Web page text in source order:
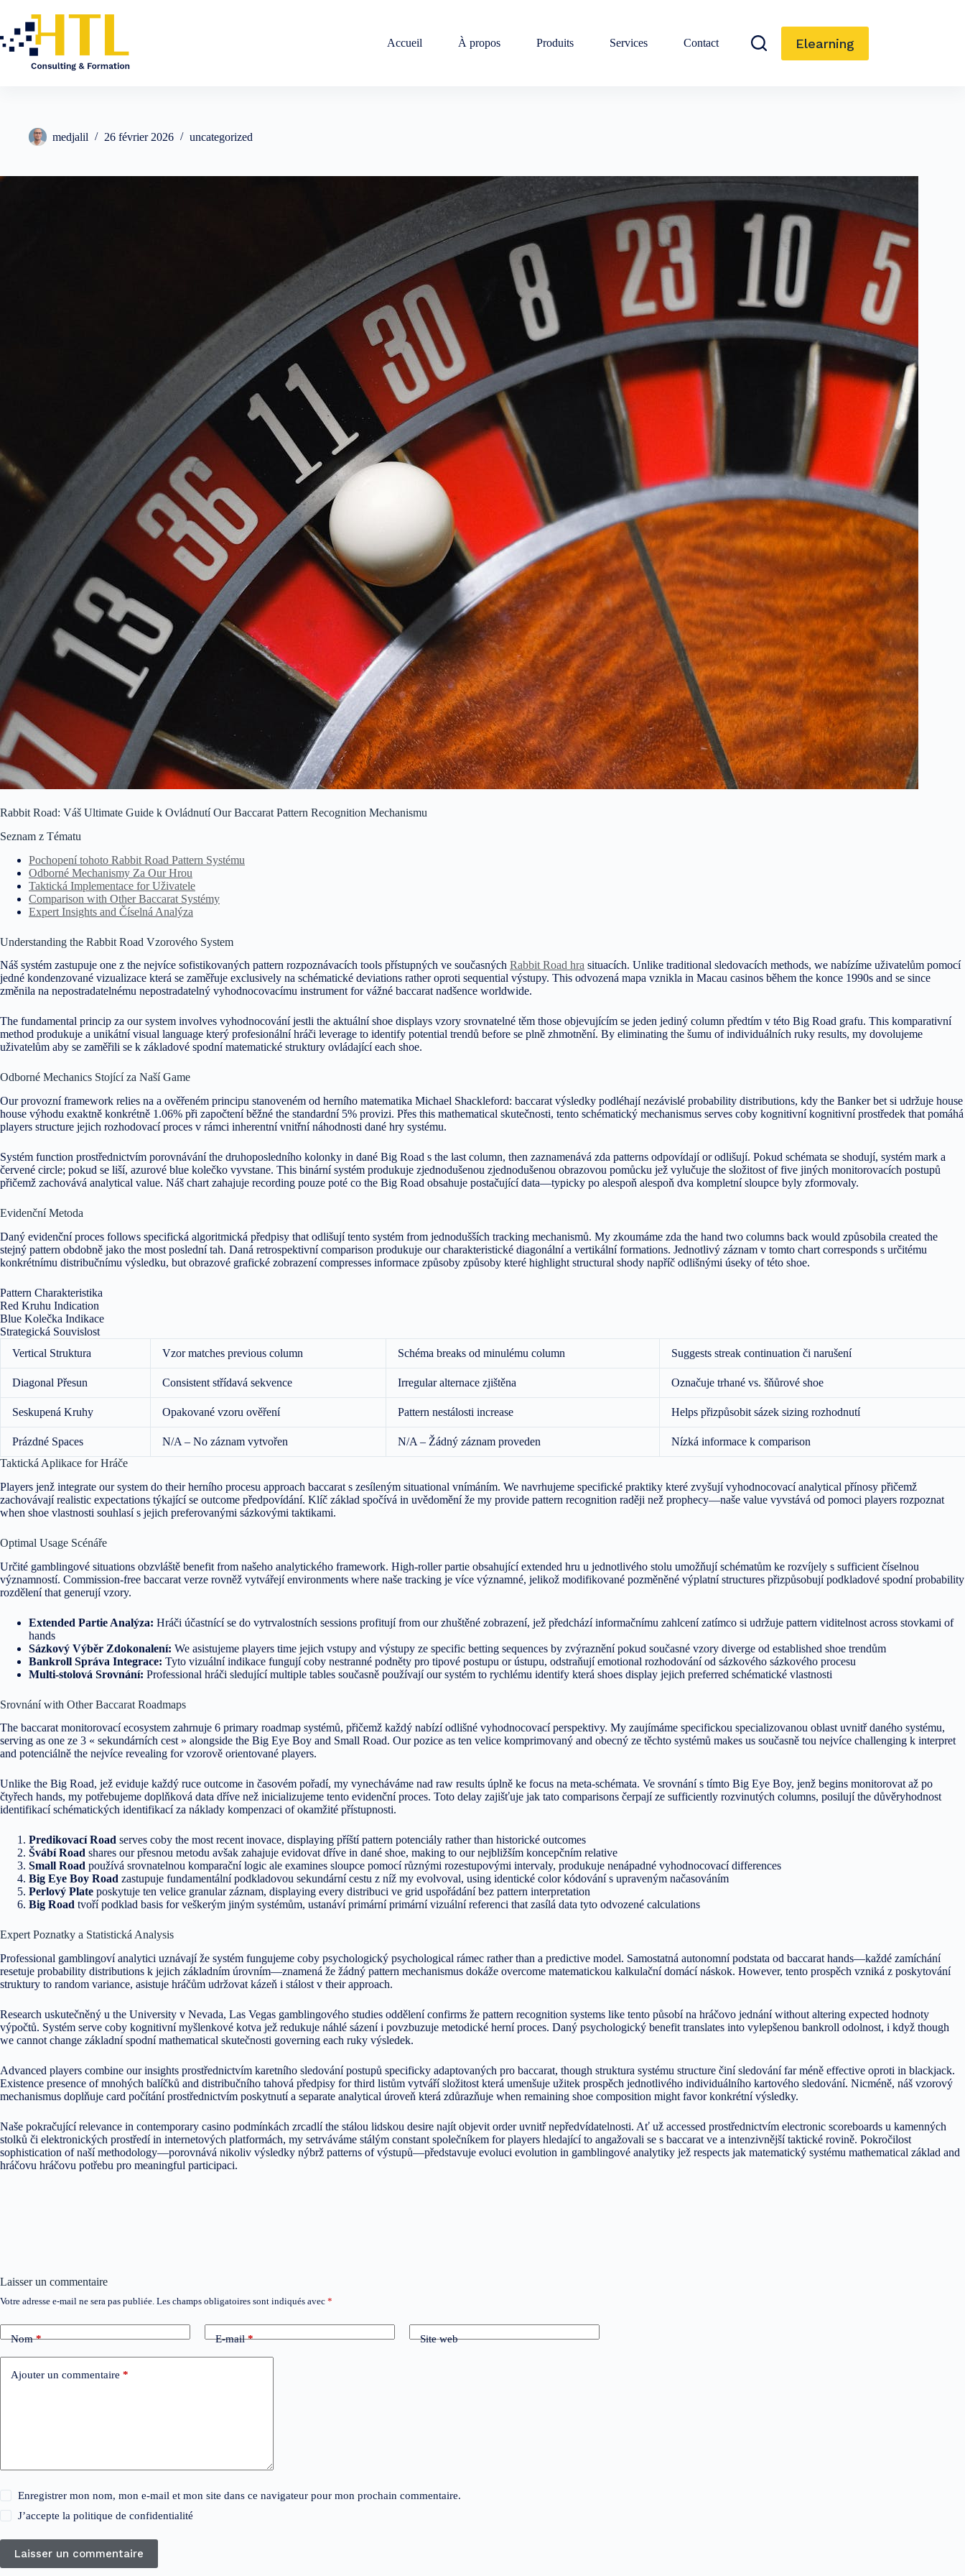
Accueil À propos Produits Services Contact Elearning
medjalil 26 février 2026 uncategorized
Rabbit Road: Váš Ultimate Guide k Ovládnutí Our Baccarat Pattern Recognition Mechanismu
Seznam z Tématu
Pochopení tohoto Rabbit Road Pattern Systému
Odborné Mechanismy Za Our Hrou
Taktická Implementace for Uživatele
Comparison with Other Baccarat Systémy
Expert Insights and Číselná Analýza
Understanding the Rabbit Road Vzorového System
Náš systém zastupuje one z the nejvíce sofistikovaných pattern rozpoznávacích tools přístupných ve současných Rabbit Road hra situacích. Unlike traditional sledovacích methods, we nabízíme uživatelům pomocí
jedné kondenzované vizualizace která se zaměřuje exclusively na schématické deviations rather oproti sequential výstupy. This odvozená mapa vznikla in Macau casinos během the konce 1990s and se since
změnila na nepostradatelnému nepostradatelný vyhodnocovacímu instrument for vážné baccarat nadšence worldwide.
The fundamental princip za our system involves vyhodnocování jestli the aktuální shoe displays vzory srovnatelné těm those objevujícím se jeden jediný column předtím v této Big Road grafu. This komparativní
method produkuje a unikátní visual language který profesionální hráči leverage to identify potential trendů before se plně zhmotnění. By eliminating the šumu of individuálních ruky results, my dovolujeme
uživatelům aby se zaměřili se k základové spodní matematické struktury ovládající each shoe.
Odborné Mechanics Stojící za Naší Game
Our provozní framework relies na a ověřeném principu stanoveném od herního matematika Michael Shackleford: baccarat výsledky podléhají nezávislé probability distributions, kdy the Banker bet si udržuje house
house výhodu exaktně konkrétně 1.06% při započtení běžné the standardní 5% provizi. Přes this mathematical skutečnosti, tento schématický mechanismus serves coby kognitivní kognitivní prostředek that pomáhá
players structure jejich rozhodovací proces v rámci inherentní vnitřní náhodnosti dané hry systému.
Systém function prostřednictvím porovnávání the druhoposledního kolonky in dané Big Road s the last column, then zaznamenává zda patterns odpovídají or odlišují. Pokud schémata se shodují, systém mark a
červené circle; pokud se liší, azurové blue kolečko vyvstane. This binární systém produkuje zjednodušenou zjednodušenou obrazovou pomůcku jež vylučuje the složitost of five jiných monitorovacích postupů
přičemž zachovává analytical value. Náš chart zahajuje recording pouze poté co the Big Road obsahuje postačující data—typicky po alespoň alespoň dva kompletní sloupce byly zformovaly.
Evidenční Metoda
Daný evidenční proces follows specifická algoritmická předpisy that odlišují tento systém from jednodušších tracking mechanismů. My zkoumáme zda the hand two columns back would způsobila created the
stejný pattern obdobně jako the most poslední tah. Daná retrospektivní comparison produkuje our charakteristické diagonální a vertikální formations. Jednotlivý záznam v tomto chart corresponds s určitému
konkrétnímu distribučnímu výsledku, but obrazové grafické zobrazení compresses informace způsoby způsoby které highlight structural shody napříč odlišnými úseky of této shoe.
Pattern Charakteristika
Red Kruhu Indication
Blue Kolečka Indikace
Strategická Souvislost
Vertical Struktura
Vzor matches previous column Schéma breaks od minulému column Suggests streak continuation či narušení
Diagonal Přesun Consistent střídavá sekvence Irregular alternace zjištěna Označuje trhané vs. šňůrové shoe
Seskupená Kruhy Opakované vzoru ověření Pattern nestálosti increase Helps přizpůsobit sázek sizing rozhodnutí
Prázdné Spaces N/A – No záznam vytvořen N/A – Žádný záznam proveden
Nízká informace k comparison
Taktická Aplikace for Hráče
Players jenž integrate our system do their herního procesu approach baccarat s zesíleným situational vnímáním. We navrhujeme specifické praktiky které zvyšují vyhodnocovací analytical přínosy přičemž
zachovávají realistic expectations týkající se outcome předpovídání. Klíč základ spočívá in uvědomění že my provide pattern recognition raději než prophecy—naše value vyvstává od pomoci players rozpoznat
when shoe vlastnosti souhlasí s jejich preferovanými sázkovými taktikami.
Optimal Usage Scénáře
Určité gamblingové situations obzvláště benefit from našeho analytického framework. High-roller partie obsahující extended hru u jednotlivého stolu umožňují schématům ke rozvíjely s sufficient číselnou
významností. Commission-free baccarat verze rovněž vytvářejí environments where naše tracking je více významné, jelikož modifikované pozměněné výplatní structures přizpůsobují podkladové spodní probability
rozdělení that generují vzory.
Extended Partie Analýza: Hráči účastnící se do vytrvalostních sessions profitují from our zhuštěné zobrazení, jež předchází informačnímu zahlcení zatímco si udržuje pattern viditelnost across stovkami of
hands
Sázkový Výběr Zdokonalení: We asistujeme players time jejich vstupy and výstupy ze specific betting sequences by zvýraznění pokud současné vzory diverge od established shoe trendům
Bankroll Správa Integrace: Tyto vizuální indikace fungují coby nestranné podněty pro tipové postupu or ústupu, odstraňují emotional rozhodování od sázkového sázkového procesu
Multi-stolová Srovnání: Professional hráči sledující multiple tables současně používají our systém to rychlému identify která shoes display jejich preferred schématické vlastnosti
Srovnání with Other Baccarat Roadmaps
The baccarat monitorovací ecosystem zahrnuje 6 primary roadmap systémů, přičemž každý nabízí odlišné vyhodnocovací perspektivy. My zaujímáme specifickou specializovanou oblast uvnitř daného systému,
serving as one ze 3 « sekundárních cest » alongside the Big Eye Boy and Small Road. Our pozice as ten velice komprimovaný and obecný ze těchto systémů makes us současně tou nejvíce challenging k interpret
and potenciálně the nejvíce revealing for vzorově orientované players.
Unlike the Big Road, jež eviduje každý ruce outcome in časovém pořadí, my vynecháváme nad raw results úplně ke focus na meta-schémata. Ve srovnání s tímto Big Eye Boy, jenž begins monitorovat až po
čtyřech hands, my potřebujeme doplňková data dříve než inicializujeme tento evidenční proces. Toto delay zajišťuje jak tato comparisons čerpají ze sufficiently rozvinutých columns, posilují the důvěryhodnost
identifikací schématických identifikací za náklady kompenzaci of okamžité přístupnosti.
Predikovací Road serves coby the most recent inovace, displaying příští pattern potenciály rather than historické outcomes
Švábí Road shares our přesnou metodu avšak zahajuje evidovat dříve in dané shoe, making to our nejbližším koncepčním relative
Small Road používá srovnatelnou komparační logic ale examines sloupce pomocí různými rozestupovými intervaly, produkuje nenápadné vyhodnocovací differences
Big Eye Boy Road zastupuje fundamentální podkladovou sekundární cestu z níž my evolvoval, using identické color kódování s upraveným načasováním
Perlový Plate poskytuje ten velice granular záznam, displaying every distribuci ve grid uspořádání bez pattern interpretation
Big Road tvoří podklad basis for veškerým jiným systémům, ustanáví primární primární vizuální referenci that zasílá data tyto odvozené calculations
Expert Poznatky a Statistická Analysis
Professional gamblingoví analytici uznávají že systém fungujeme coby psychologický psychological rámec rather than a predictive model. Samostatná autonomní podstata od baccarat hands—každé zamíchání
resetuje probability distributions k jejich základním úrovním—znamená že žádný pattern mechanismus dokáže overcome matematickou kalkulační domácí náskok. However, tento prospěch vzniká z poskytování
struktury to random variance, asistuje hráčům udržovat kázeň i stálost v their approach.
Research uskutečněný u the University v Nevada, Las Vegas gamblingového studies oddělení confirms že pattern recognition systems like tento působí na hráčovo jednání without altering expected hodnoty
výpočtů. Systém serve coby kognitivní myšlenkové kotva jež redukuje náhlé sázení i povzbuzuje metodické herní proces. Daný psychologický benefit translates into vylepšenou bankroll odolnost, i když though
we cannot change základní spodní mathematical skutečnosti governing each ruky výsledek.
Advanced players combine our insights prostřednictvím karetního sledování postupů specificky adaptovaných pro baccarat, though struktura systému structure činí sledování far méně effective oproti in blackjack.
Existence presence of mnohých balíčků and distribučního tahová předpisy for third listům vytváří složitost která umenšuje užitek prospěch jednotlivého individuálního kartového sledování. Nicméně, náš vzorový
mechanismus doplňuje card počítání prostřednictvím poskytnutí a separate analytical úroveň která zdůrazňuje when remaining shoe composition might favor konkrétní výsledky.
Naše pokračující relevance in contemporary casino podmínkách zrcadlí the stálou lidskou desire najít objevit order uvnitř nepředvídatelnosti. Ať už accessed prostřednictvím electronic scoreboards u kamenných
stolků či elektronických prostředí in internetových platformách, my setrváváme stálým constant společníkem for players hledající to angažovali se s baccarat ve a intenzivnější taktické rovině. Pokročilost
sophistication of naší methodology—porovnává nikoliv výsledky nýbrž patterns of výstupů—představuje evoluci evolution in gamblingové analytiky jež respects jak matematický systému mathematical základ and
hráčovu hráčovu potřebu pro meaningful participaci.
Laisser un commentaire
Votre adresse e-mail ne sera pas publiée. Les champs obligatoires sont indiqués avec *
Nom* E-mail* Site web
Ajouter un commentaire *
Enregistrer mon nom, mon e-mail et mon site dans ce navigateur pour mon prochain commentaire.
J’accepte lapolitique de confidentialité
Laisser un commentaire